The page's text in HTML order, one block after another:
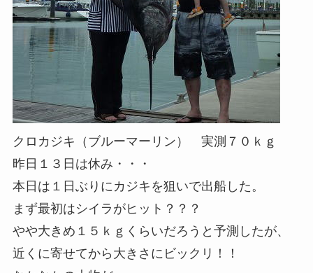
クロカジキ（ブルーマーリン） 実測７０ｋｇ
昨日１３日は休み・・・
本日は１日ぶりにカジキを狙いで出船した。
まず最初はシイラがヒット？？？
やや大きめ１５ｋｇくらいだろうと予測したが、
近くに寄せてから大きさにビックリ！！